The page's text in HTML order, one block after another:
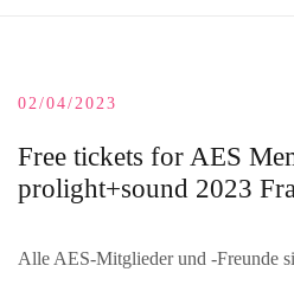
02/04/2023
Free tickets for AES
prolight+sound 2023
Alle AES-Mitglieder und -Freunde